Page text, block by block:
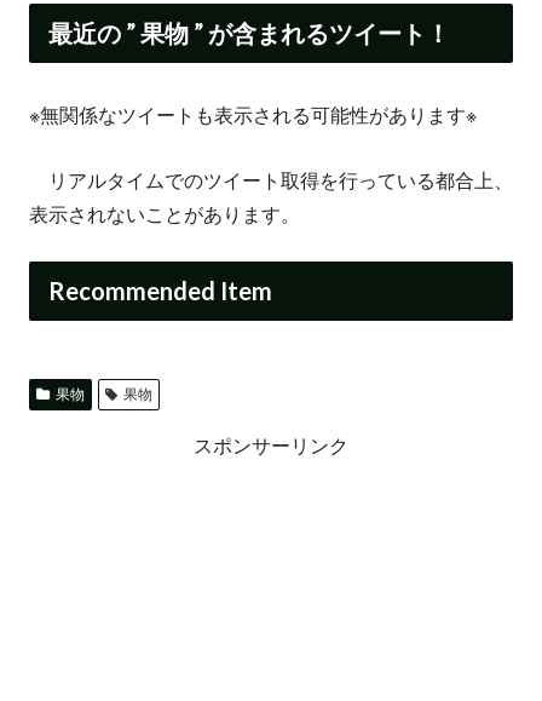
最近の ” 果物 ” が含まれるツイート！
※無関係なツイートも表示される可能性があります※
リアルタイムでのツイート取得を行っている都合上、
表示されないことがあります。
Recommended Item
果物 果物
スポンサーリンク